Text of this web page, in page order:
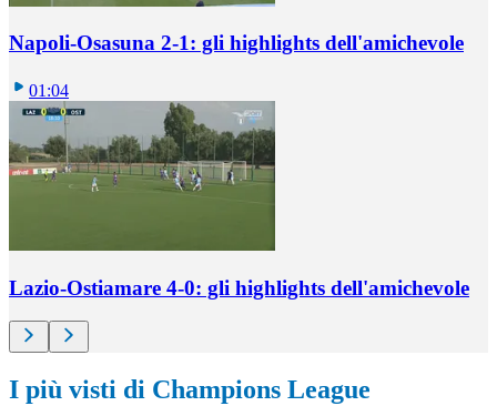
Napoli-Osasuna 2-1: gli highlights dell'amichevole
01:04
Lazio-Ostiamare 4-0: gli highlights dell'amichevole
I più visti di Champions League